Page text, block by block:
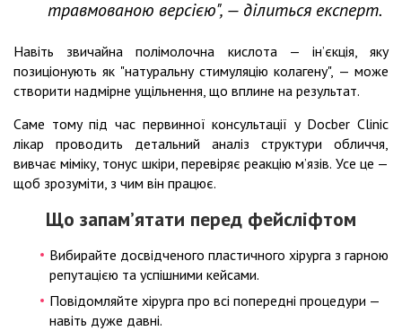
травмованою версією", — ділиться експерт.
Навіть звичайна полімолочна кислота — ін’єкція, яку
позиціонують як "натуральну стимуляцію колагену", — може
створити надмірне ущільнення, що вплине на результат.
Саме тому під час первинної консультації у Docber Clinic
лікар проводить детальний аналіз структури обличчя,
вивчає міміку, тонус шкіри, перевіряє реакцію м’язів. Усе це —
щоб зрозуміти, з чим він працює.
Що запам’ятати перед фейсліфтом
Вибирайте досвідченого пластичного хірурга з гарною
репутацією та успішними кейсами.
Повідомляйте хірурга про всі попередні процедури —
навіть дуже давні.